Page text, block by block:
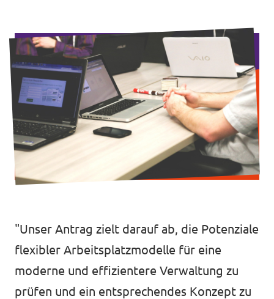
Datenschutz
Impressum
"Unser Antrag zielt darauf ab, die Potenziale
flexibler Arbeitsplatzmodelle für eine
moderne und effizientere Verwaltung zu
prüfen und ein entsprechendes Konzept zu